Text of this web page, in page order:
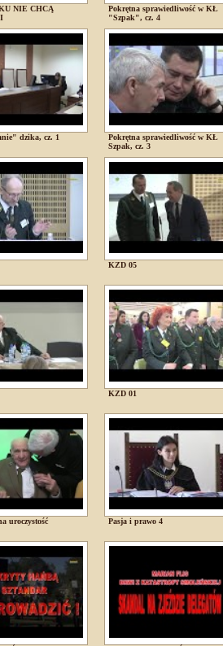
NIE CHCĄ
Pokrętna sprawiedliwość w KŁ
"Szpak", cz. 4
dzika, cz. 1
Pokrętna sprawiedliwość w KŁ
Szpak, cz. 3
KZD 05
KZD 01
uroczystość Pasja i prawo 4